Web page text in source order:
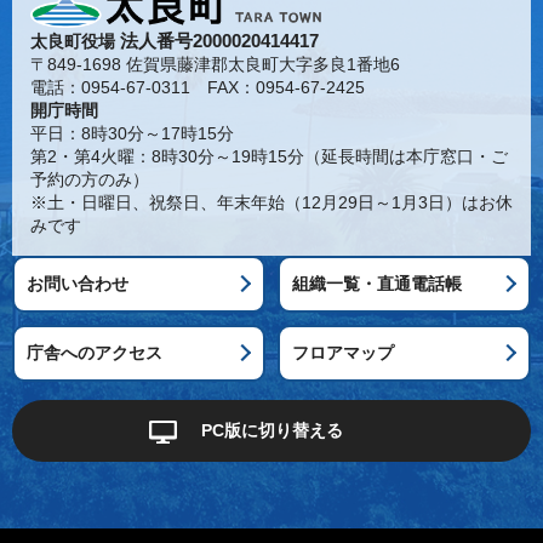
太良町役場法人番号2000020414417
〒849-1698 佐賀県藤津郡太良町大字多良1番地6
電話：0954-67-0311 FAX：0954-67-2425
開庁時間
平日：8時30分～17時15分
第2・第4火曜：8時30分～19時15分（延長時間は本庁窓口・ご
予約の方のみ）
※土・日曜日、祝祭日、年末年始（12月29日～1月3日）はお休
みです
お問い合わせ 組織一覧・直通電話帳
庁舎へのアクセス フロアマップ
PC版に切り替える